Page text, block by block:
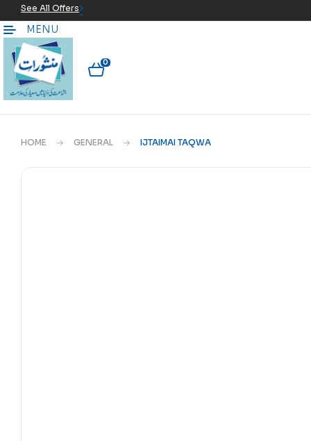
See All Offers
MENU
0
HOME GENERAL IJTAIMAI TAQWA